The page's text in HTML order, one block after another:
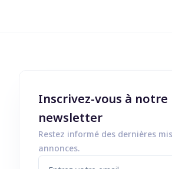
Inscrivez-vous à notre
newsletter
Restez informé des dernières
annonces.